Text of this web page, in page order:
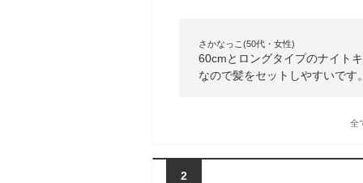
さかなっこ(50代・女性)
60cmとロングタイプのナイト
なので髪をセットしやすいです
全
2